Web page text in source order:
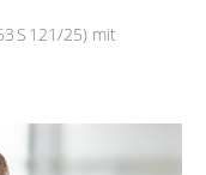
S 121/25) mit